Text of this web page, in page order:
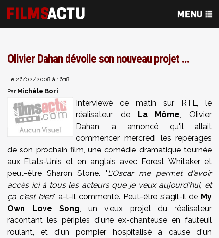
Olivier Dahan dévoile son nouveau projet ...
Le 26/02/2008 à 16:18
Par Michèle Bori
Interviewé ce matin sur RTL, le
réalisateur de La Môme, Olivier
Dahan, a annoncé qu'il allait
commencer mercredi les repérages
de son prochain film, une comédie dramatique tournée
aux Etats-Unis et en anglais avec Forest Whitakeret
peut-être Sharon Stone. "L'Oscar me permet d'avoir
accès ici à tous les acteurs que je veux aujourd'hui, et
ça c'est bien", a-t-il commenté. Peut-être s'agit-il de My
Own Love Song, un vieux projet du réalisateur
racontant les périples d'une ex-chanteuse en fauteuil
roulant, et d'un pompier hospitalisé à cause d'un